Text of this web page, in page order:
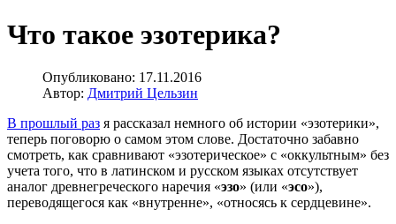
Что такое эзотерика?
Опубликовано: 17.11.2016
Автор: Дмитрий Цельзин
В прошлый раз я рассказал немного об истории «эзотерики»,
теперь поговорю о самом этом слове. Достаточно забавно
смотреть, как сравнивают «эзотерическое» с «оккультным» без
учета того, что в латинском и русском языках отсутствует
аналог древнегреческого наречия «эзо» (или «эсо»),
переводящегося как «внутренне», «относясь к сердцевине».